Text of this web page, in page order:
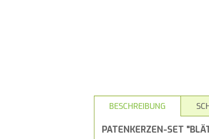
BESCHREIBUNG
PATENKERZEN-SET